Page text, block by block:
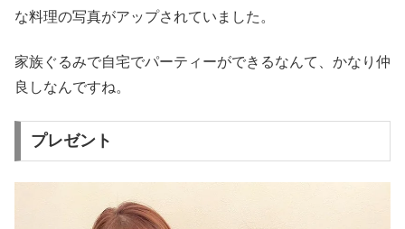
な料理の写真がアップされていました。
家族ぐるみで自宅でパーティーができるなんて、かなり仲
良しなんですね。
プレゼント